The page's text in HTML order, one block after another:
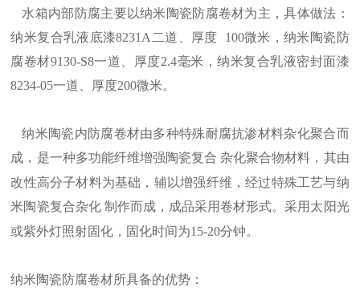
水箱内部防腐主要以纳米陶瓷防腐卷材为主，具体做法：
纳米复合乳液底漆8231A 二道、厚度 100微米，纳米陶瓷防
腐卷材9130-S8一道、厚度2.4毫米，纳米复合乳液密封面漆
8234-05一道、厚度200微米。
纳米陶瓷内防腐卷材由多种特殊耐腐抗渗材料杂化聚合而
成，是一种多功能纤维增强陶瓷复合 杂化聚合物材料，其由
改性高分子材料为基础，辅以增强纤维，经过特殊工艺与纳
米陶瓷复合杂化 制作而成，成品采用卷材形式。采用太阳光
或紫外灯照射固化，固化时间为15-20分钟。
纳米陶瓷防腐卷材所具备的优势：